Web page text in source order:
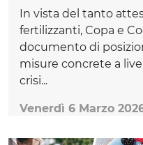
In vista del tanto
fertilizzanti, Copa e
documento di
misure concrete a
crisi...
Venerdì 6 Marzo